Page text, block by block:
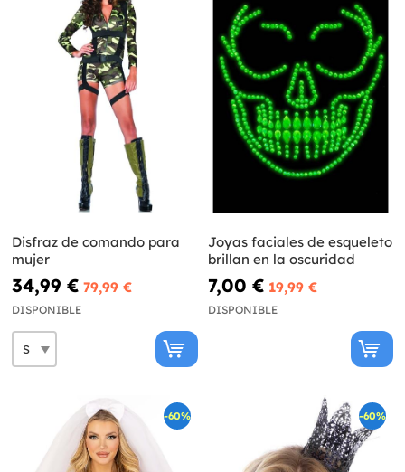
Disfraz de comando para
mujer
34,99 € 79,99 €
DISPONIBLE
Joyas faciales de esqueleto
brillan en la oscuridad
7,00 € 19,99 €
DISPONIBLE
-60% -60%